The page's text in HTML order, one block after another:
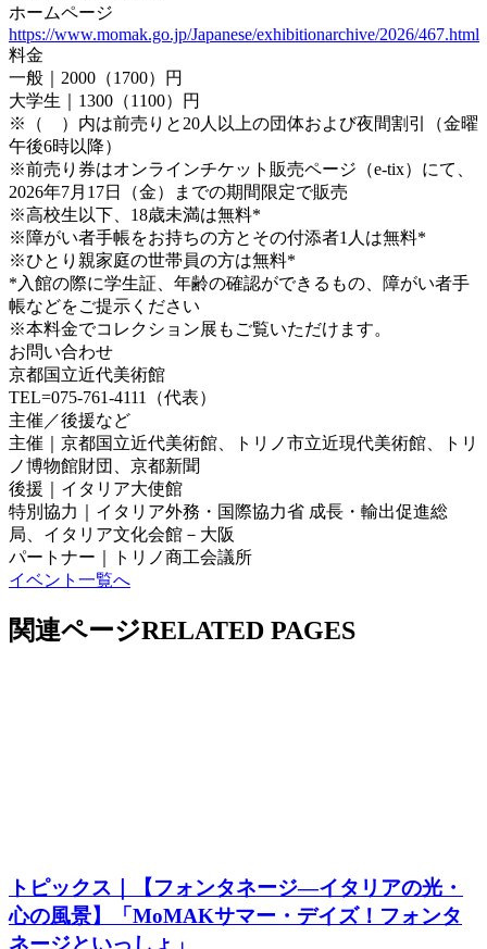
ホームページ
https://www.momak.go.jp/Japanese/exhibitionarchive/2026/467.html
料金
一般｜2000（1700）円
大学生｜1300（1100）円
※（ ）内は前売りと20人以上の団体および夜間割引（金曜
午後6時以降）
※前売り券はオンラインチケット販売ページ（e-tix）にて、
2026年7月17日（金）までの期間限定で販売
※高校生以下、18歳未満は無料*
※障がい者手帳をお持ちの方とその付添者1人は無料*
※ひとり親家庭の世帯員の方は無料*
*入館の際に学生証、年齢の確認ができるもの、障がい者手
帳などをご提示ください
※本料金でコレクション展もご覧いただけます。
お問い合わせ
京都国立近代美術館
TEL=075-761-4111（代表）
主催／後援など
主催｜京都国立近代美術館、トリノ市立近現代美術館、トリ
ノ博物館財団、京都新聞
後援｜イタリア大使館
特別協力｜イタリア外務・国際協力省 成長・輸出促進総
局、イタリア文化会館－大阪
パートナー｜トリノ商工会議所
イベント一覧へ
関連ページRELATED PAGES
トピックス｜【フォンタネージ—イタリアの光・
心の風景】「MoMAKサマー・デイズ！フォンタ
ネージといっしょ」